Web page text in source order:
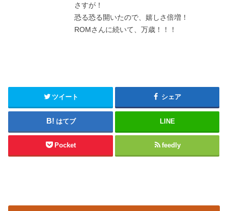
さすが！
恐る恐る開いたので、嬉しさ倍増！
ROMさんに続いて、万歳！！！
ツイート シェア
はてブ LINE
Pocket feedly